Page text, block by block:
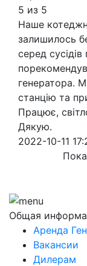
5 из 5
Наше
залишилось
серед
генератора.
станцію та
Працює,
Дякую.
2022-10-11
Общая
Аренда
Вакансии
Дилерам